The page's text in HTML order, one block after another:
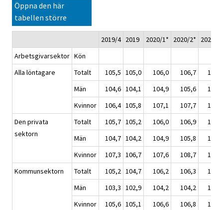
Öppna den här
tabellen större
2019/4 2019 2020/1* 2020/2*
2020/3*
Arbetsgivarsektor Kön
Alla löntagare
Totalt 105,5 105,0 106,0 106,7
107,1
Män
104,6 104,1 104,9 105,6
105,9
Kvinnor
106,4 105,8 107,1 107,7
108,4
Den privata
sektorn
Totalt 105,7 105,2 106,0 106,9
107,2
Män
104,7 104,2 104,9 105,8
106,0
Kvinnor
107,3 106,7 107,6 108,7
109,0
Kommunsektorn
Totalt 105,2 104,7 106,2 106,3
107,3
Män
103,3 102,9 104,2 104,2
105,1
Kvinnor
105,6 105,1 106,6 106,8
107,8